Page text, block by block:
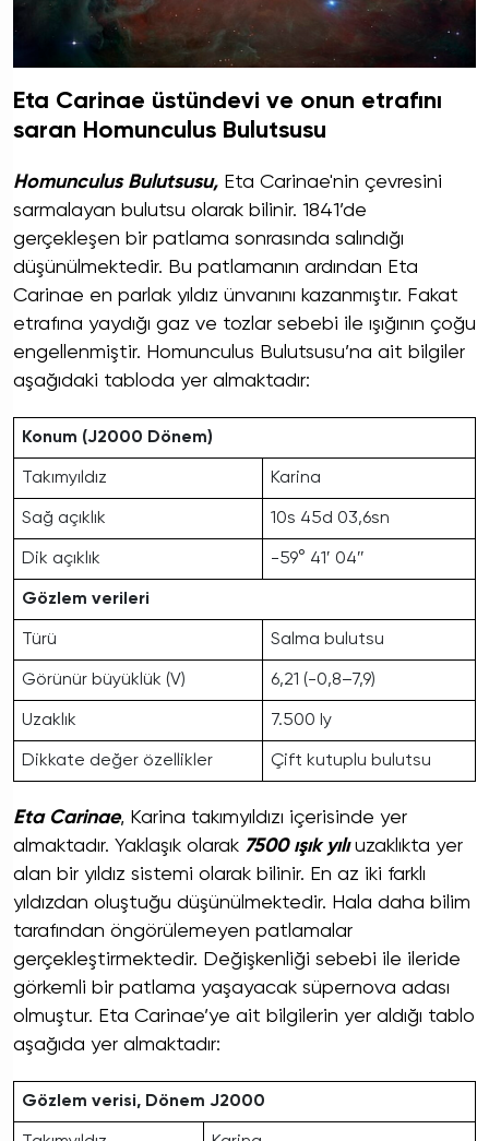
Eta Carinae üstündevi ve onun etrafını
saran Homunculus Bulutsusu
Homunculus Bulutsusu, Eta Carinae'nin çevresini
sarmalayan bulutsu olarak bilinir. 1841’de
gerçekleşen bir patlama sonrasında salındığı
düşünülmektedir. Bu patlamanın ardından Eta
Carinae en parlak yıldız ünvanını kazanmıştır. Fakat
etrafına yaydığı gaz ve tozlar sebebi ile ışığının çoğu
engellenmiştir. Homunculus Bulutsusu’na ait bilgiler
aşağıdaki tabloda yer almaktadır:
Konum (J2000 Dönem)
Takımyıldız Karina
Sağ açıklık 10s 45d 03,6sn
Dik açıklık -59° 41′ 04″
Gözlem verileri
Türü Salma bulutsu
Görünür büyüklük (V) 6,21 (-0,8–7,9)
Uzaklık 7.500 Iy
Dikkate değer özellikler Çift kutuplu bulutsu
Eta Carinae, Karina takımyıldızı içerisinde yer
almaktadır. Yaklaşık olarak 7500 ışık yılıuzaklıkta yer
alan bir yıldız sistemi olarak bilinir. En az iki farklı
yıldızdan oluştuğu düşünülmektedir. Hala daha bilim
tarafından öngörülemeyen patlamalar
gerçekleştirmektedir. Değişkenliği sebebi ile ileride
görkemli bir patlama yaşayacak süpernova adası
olmuştur. Eta Carinae’ye ait bilgilerin yer aldığı tablo
aşağıda yer almaktadır:
Gözlem verisi, Dönem J2000